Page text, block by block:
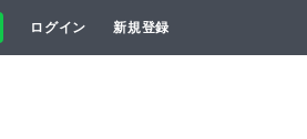
ログイン 新規登録